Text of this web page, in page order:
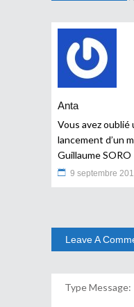
Anta
Vous avez
lancement d’un
Guillaume SORO
9 septembre
Leave A